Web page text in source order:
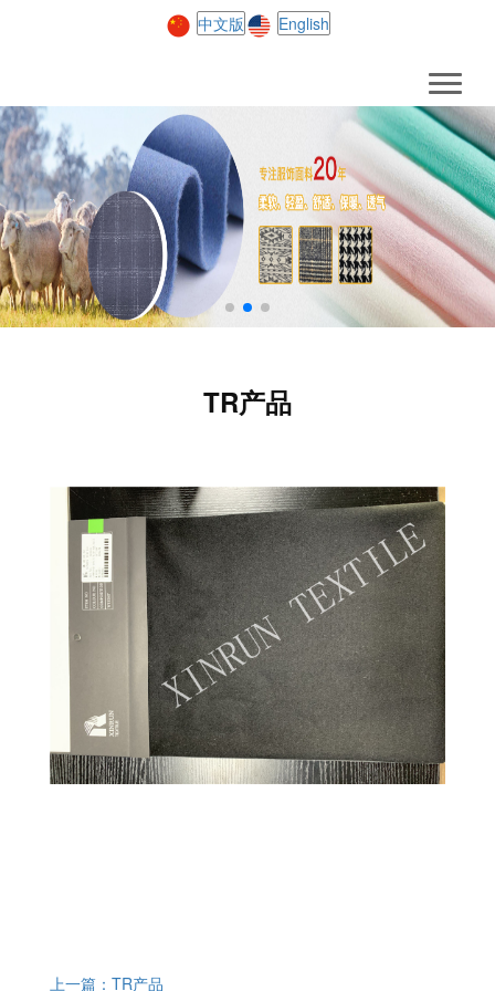
中文版 English
TR产品
上一篇：TR产品